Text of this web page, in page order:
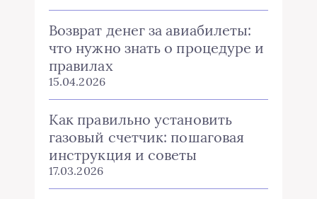
Возврат денег за авиабилеты:
что нужно знать о процедуре и
правилах
15.04.2026
Как правильно установить
газовый счетчик: пошаговая
инструкция и советы
17.03.2026